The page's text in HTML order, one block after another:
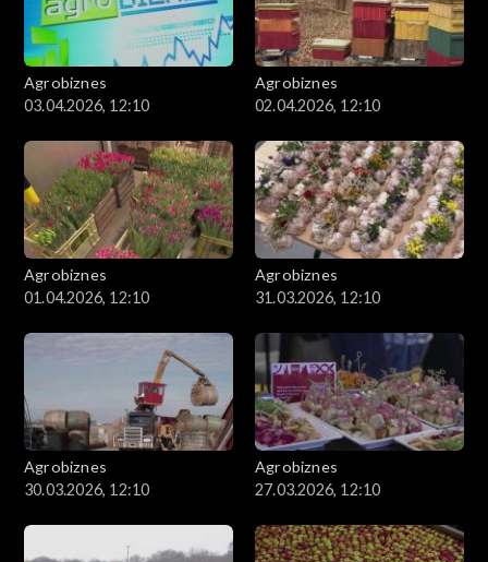
Agrobiznes
03.04.2026, 12:10
Agrobiznes
02.04.2026, 12:10
Agrobiznes
01.04.2026, 12:10
Agrobiznes
31.03.2026, 12:10
Agrobiznes
30.03.2026, 12:10
Agrobiznes
27.03.2026, 12:10